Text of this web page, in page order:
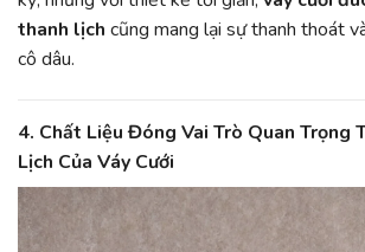
thanh lịch cũng mang lại sự thanh thoát
cô dâu.
4. Chất Liệu Đóng Vai Trò Quan Trọng
Lịch Của Váy Cưới